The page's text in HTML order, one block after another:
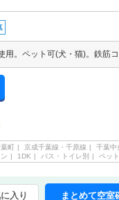
町 京成千葉線・千原線 千葉中
1DK バス・トイレ別 ペッ
入り まとめて空室